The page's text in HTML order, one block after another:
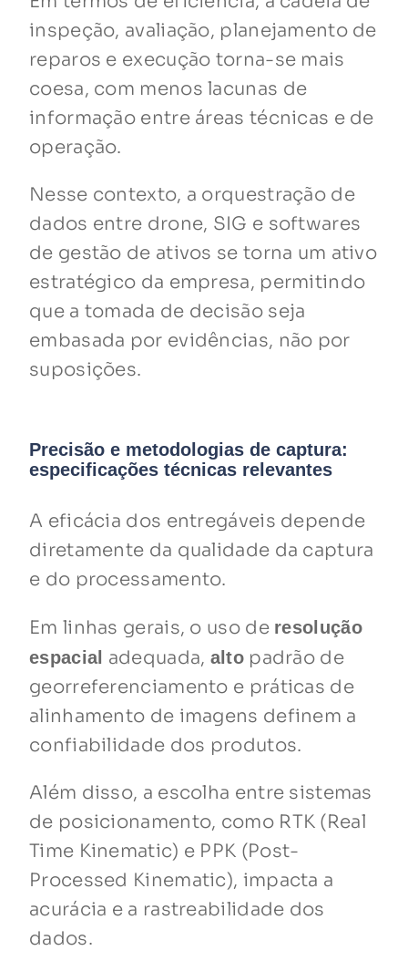
inspeção, avaliação, planejamento de
reparos e execução torna-se mais
coesa, com menos lacunas de
informação entre áreas técnicas e de
operação.
Nesse contexto, a orquestração de
dados entre drone, SIG e softwares
de gestão de ativos se torna um ativo
estratégico da empresa, permitindo
que a tomada de decisão seja
embasada por evidências, não por
suposições.
Precisão e metodologias de captura:
especificações técnicas relevantes
A eficácia dos entregáveis depende
diretamente da qualidade da captura
e do processamento.
Em linhas gerais, o uso de resolução
espacial adequada, altopadrão de
georreferenciamento e práticas de
alinhamento de imagens definem a
confiabilidade dos produtos.
Além disso, a escolha entre sistemas
de posicionamento, como RTK (Real
Time Kinematic) e PPK (Post-
Processed Kinematic), impacta a
acurácia e a rastreabilidade dos
dados.